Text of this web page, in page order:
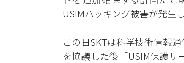
USIMハッキング被害が発生
この日SKTは科学技術情報
を協議した後「USIM保護